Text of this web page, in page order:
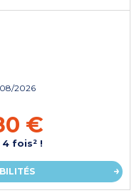
08/2026
€
fois² !